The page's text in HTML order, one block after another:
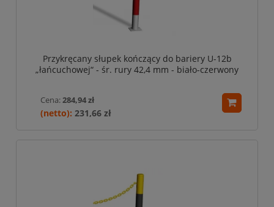
Przykręcany słupek kończący do bariery U-12b
„łańcuchowej“ - śr. rury 42,4 mm - biało-czerwony
Cena: 284,94 zł
231,66 zł